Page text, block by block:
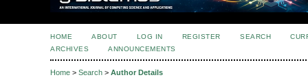
HOME ABOUT LOG IN REGISTER SEARCH
ARCHIVES
ANNOUNCEMENTS
Home > Search > Author Details